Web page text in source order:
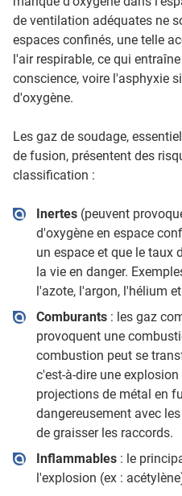
de ventilation adéquates ne
espaces confinés, une telle
l'air respirable, ce qui
conscience, voire l'asphyxie
d'oxygène.
Les gaz de soudage,
de fusion, présentent des
classification :
Inertes(peuvent
d'oxygène en espace
un espace et que le taux
la vie en danger.
l'azote, l'argon, l'hélium et
Comburants: les gaz
provoquent une
combustion peut se
c'est-à-dire une
projections de métal en
dangereusement avec
de graisser les raccords.
Inflammables: le
l'explosion (ex :